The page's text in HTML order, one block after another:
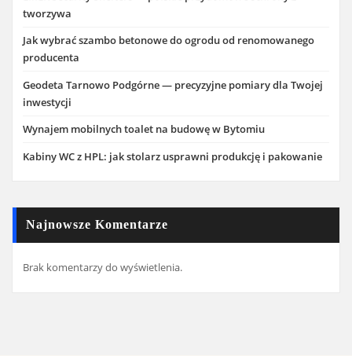
tworzywa
Jak wybrać szambo betonowe do ogrodu od renomowanego
producenta
Geodeta Tarnowo Podgórne — precyzyjne pomiary dla Twojej
inwestycji
Wynajem mobilnych toalet na budowę w Bytomiu
Kabiny WC z HPL: jak stolarz usprawni produkcję i pakowanie
Najnowsze Komentarze
Brak komentarzy do wyświetlenia.